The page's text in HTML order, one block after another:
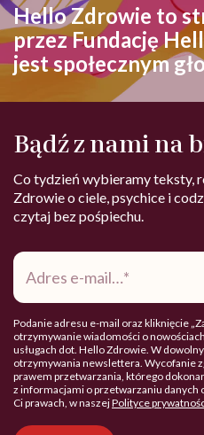
Hello Zdrowie to
przez Fundację
jest społecznym
Bądź z nami na
Co tydzień wybieramy teksty,
Zdrowie o ciele, psychice i
czytaj bez pośpiechu.
Adres
mail*
Podanie adresu e-mail oraz kliknięcie
otrzymywanie wiadomości o
usługach dot. Hello Zdrowie. W
otrzymywania newslettera. Wycofanie
prawem przetwarzania, którego
z informacjami o przetwarzaniu danych
Ci prawach, w naszejPolityce